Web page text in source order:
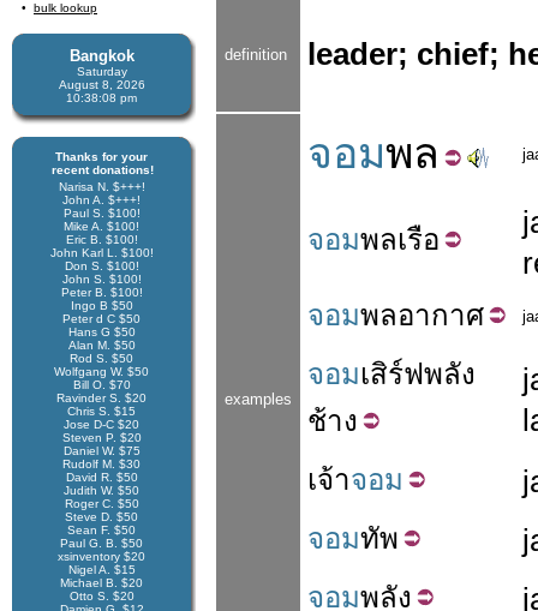
bulk lookup
Bangkok
Saturday
August 8, 2026
10:38:09 pm
Thanks for your
recent donations!
Narisa N. $+++!
John A. $+++!
Paul S. $100!
Mike A. $100!
Eric B. $100!
John Karl L. $100!
Don S. $100!
John S. $100!
Peter B. $100!
Ingo B $50
Peter d C $50
Hans G $50
Alan M. $50
Rod S. $50
Wolfgang W. $50
Bill O. $70
Ravinder S. $20
Chris S. $15
Jose D-C $20
Steven P. $20
Daniel W. $75
Rudolf M. $30
David R. $50
Judith W. $50
Roger C. $50
Steve D. $50
Sean F. $50
Paul G. B. $50
xsinventory $20
Nigel A. $15
Michael B. $20
Otto S. $20
definition leader; chief;
examples
จอมพล
จอมพลเรือ
จอมพลอากาศ
จอมเสิร์ฟพลัง
ช้าง
เจ้าจอม
จอมทัพ
จอมพลัง